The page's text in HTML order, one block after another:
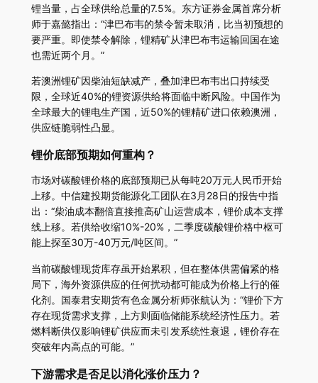
锂当量，占全球供给总量的7.5%。东方证券金属首席分析
师于嘉懿指出：“津巴布韦的禁令暂未取消，比当初预想的
要严重。即使禁令解除，锂精矿从津巴布韦运输回国在途
也需近两个月。”
若澳洲锂矿因柴油短缺减产，叠加津巴布韦出口持续受
限，全球近40%的锂资源供给将面临中断风险。中国作为
全球最大的锂电生产国，近50%的锂精矿进口依赖澳洲，
供应链脆弱性凸显。
锂价底部预期如何重构？
市场对碳酸锂价格的底部预期已从每吨20万元人民币开始
上移。中信建投期货能源化工团队在3月28日的报告中指
出：“柴油成本翻倍直接推高矿山运营成本，锂价成本支撑
线上移。若供给收缩10%-20%，二季度碳酸锂价格中枢可
能上探至30万-40万元/吨区间。”
当前碳酸锂现货库存虽开始累积，但在整体供需偏紧的格
局下，海外资源供应的任何扰动都可能成为价格上行的催
化剂。国泰君安期货有色金属分析师张航认为：“锂价下方
存在现货需求支撑，上方则面临储能系统经济性压力。若
燃料断供仅影响锂矿供应而未引发系统性衰退，锂价存在
突破年内高点的可能。”
下游需求是否足以消化涨价压力？